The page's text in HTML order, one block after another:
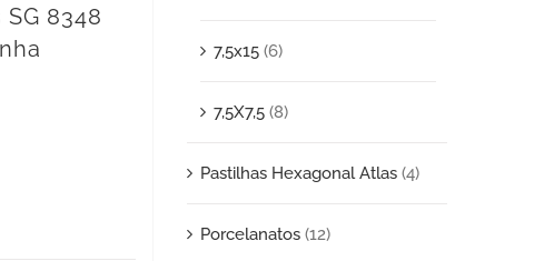
8348
7,5x15 (6)
7,5X7,5 (8)
Pastilhas Hexagonal Atlas (4)
Porcelanatos (12)